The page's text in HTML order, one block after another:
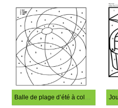
Balle de plage d’été à colorier par numéro